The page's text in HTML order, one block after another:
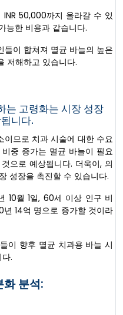
50,000까지 올라갈 수 있
능한 비용과 같습니다.
들이 합쳐져 멸균 바늘의 높은
저해하고 있습니다.
는 고령화는 시장 성장
니다.
이므로 치과 시술에 대한 수요
중 증가는 멸균 바늘이 필요
으로 예상됩니다. 더욱이, 의
성장을 촉진할 수 있습니다.
10월 1일, 60세 이상 인구 비
14억 명으로 증가할 것이라
이 향후 멸균 치과용 바늘 시
.
화 분석: